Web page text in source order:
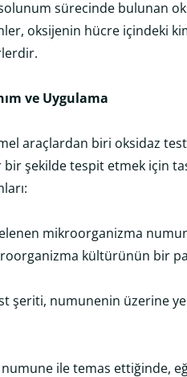
sürecinde bulunan
oksijenin hücre içindeki
ve Uygulama
araçlardan biri oksidaz
bir şekilde tespit etmek için
mikroorganizma
kültürünün bir
şeriti, numunenin üzerine
ile temas ettiğinde,